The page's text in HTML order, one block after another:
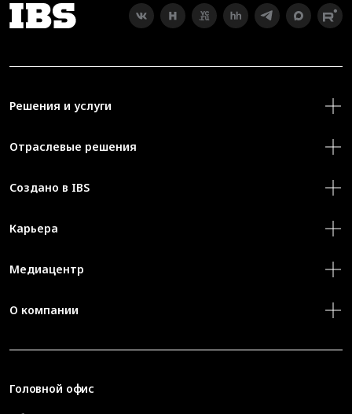
Решения и услуги
Отраслевые решения
Создано в IBS
Карьера
Медиацентр
О компании
Головной офис